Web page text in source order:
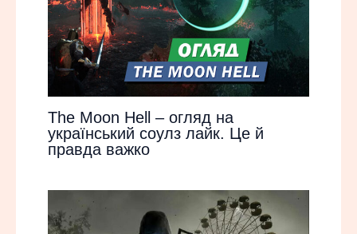
The Moon Hell – огляд на
український соулз лайк. Це й
правда важко